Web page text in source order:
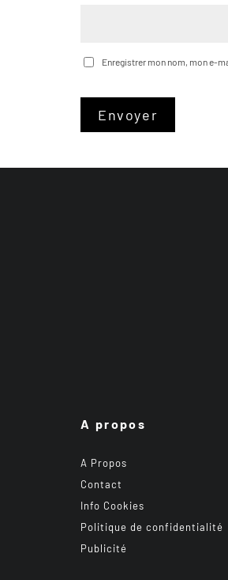
Enregistrer mon nom, mon e-
A propos
A Propos
Contact
Info Cookies
Politique de confidentialité
Publicité